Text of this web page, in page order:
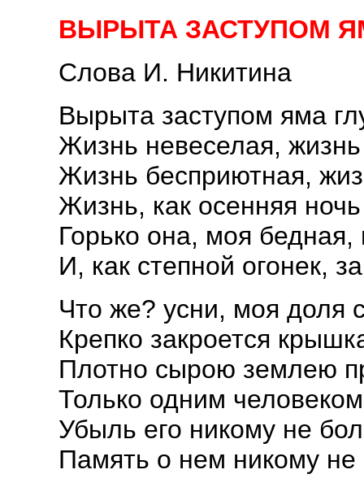
ВЫРЫТА ЗАСТУПОМ
Слова И. Никитина
Вырыта заступом яма
Жизнь невеселая,
Жизнь бесприютная,
Жизнь, как осенняя
Горько она, моя
И, как степной огонек,
Что же? усни, моя доля
Крепко закроется
Плотно сырою землею
Только одним
Убыль его никому не
Память о нем никому не